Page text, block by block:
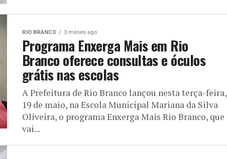
RIO BRANCO 3 meses ago
Programa Enxerga Mais em Rio
Branco oferece consultas e óculos
grátis nas escolas
A Prefeitura de Rio Branco lançou nesta terça-feira,
19 de maio, na Escola Municipal Mariana da Silva
Oliveira, o programa Enxerga Mais Rio Branco, que
vai...